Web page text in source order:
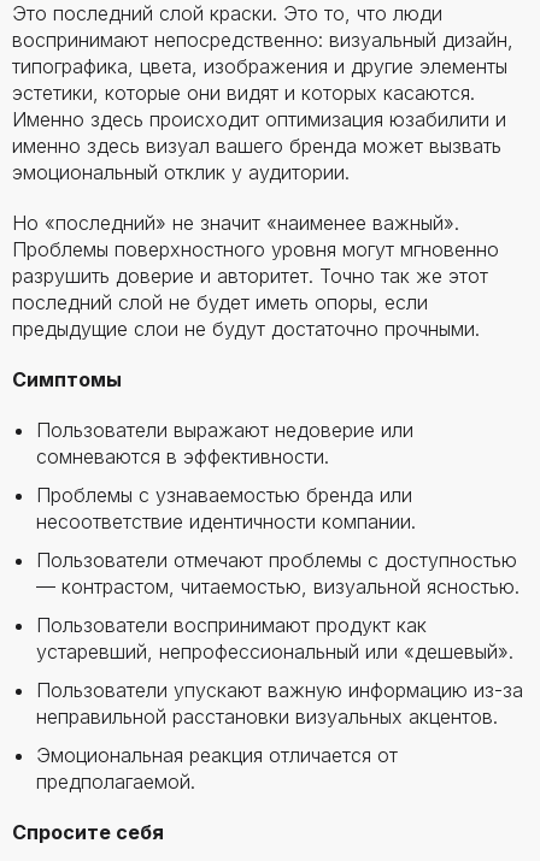
Это последний слой краски. Это то, что люди
воспринимают непосредственно: визуальный дизайн,
типографика, цвета, изображения и другие элементы
эстетики, которые они видят и которых касаются.
Именно здесь происходит оптимизация юзабилити и
именно здесь визуал вашего бренда может вызвать
эмоциональный отклик у аудитории.
Но «последний» не значит «наименее важный».
Проблемы поверхностного уровня могут мгновенно
разрушить доверие и авторитет. Точно так же этот
последний слой не будет иметь опоры, если
предыдущие слои не будут достаточно прочными.
Симптомы
Пользователи выражают недоверие или
сомневаются в эффективности.
Проблемы с узнаваемостью бренда или
несоответствие идентичности компании.
Пользователи отмечают проблемы с доступностью
— контрастом, читаемостью, визуальной ясностью.
Пользователи воспринимают продукт как
устаревший, непрофессиональный или «дешевый».
Пользователи упускают важную информацию из-за
неправильной расстановки визуальных акцентов.
Эмоциональная реакция отличается от
предполагаемой.
Спросите себя